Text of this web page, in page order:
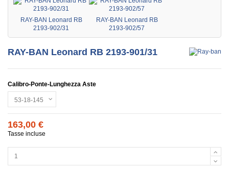
RAY-BAN Leonard RB
2193-902/31
RAY-BAN Leonard RB
2193-902/57
RAY-BAN Leonard RB 2193-901/31
Calibro-Ponte-Lunghezza Aste
163,00 €
Tasse incluse